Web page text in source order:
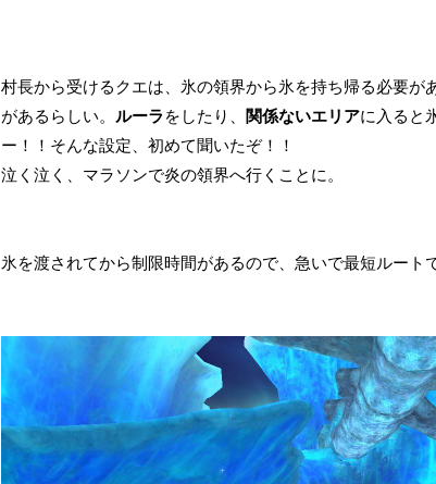
村長から受けるクエは、氷の領界から氷を持ち帰る必要が
があるらしい。 ルーラをしたり、 関係ないエリアに入ると
ー！！そんな設定、初めて聞いたぞ！！
泣く泣く、マラソンで炎の領界へ行くことに。
氷を渡されてから制限時間があるので、急いで最短ルート